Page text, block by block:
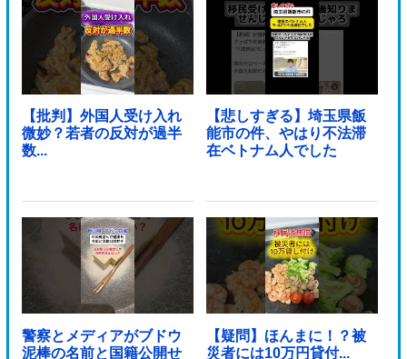
【批判】外国人受け入れ
微妙？若者の反対が過半
数...
【悲しすぎる】埼玉県飯
能市の件、やはり不法滞
在ベトナム人でした
警察とメディアがブドウ
泥棒の名前と国籍公開せ
【疑問】ほんまに！？被
災者には10万円貸付...